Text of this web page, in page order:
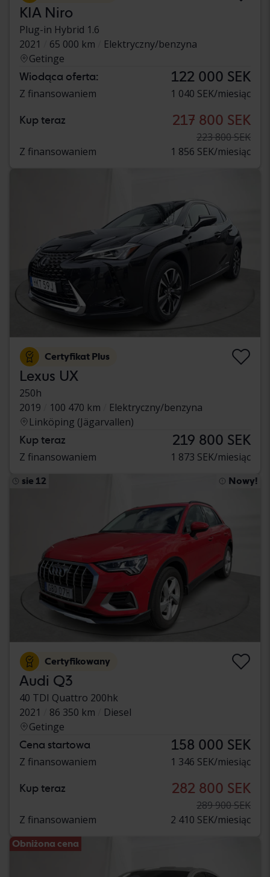
KIA Niro
Plug-in Hybrid 1.6
2021
65 000 km
Elektryczny/benzyna
Getinge
Wiodąca oferta: 122 000 SEK
Z finansowaniem 1 040 SEK/miesiąc
Kup teraz 217 800 SEK
223 800 SEK
Z finansowaniem
1 856 SEK/miesiąc
Certyfikat Plus
Lexus UX
250h
2019
100 470 km
Elektryczny/benzyna
Linköping (Jägarvallen)
Kup teraz 219 800 SEK
Z finansowaniem 1 873 SEK/miesiąc
sie 12 Nowy!
Certyfikowany
Audi Q3
40 TDI Quattro 200hk
2021
86 350 km
Diesel
Getinge
Cena startowa 158 000 SEK
Z finansowaniem 1 346 SEK/miesiąc
Kup teraz 282 800 SEK
289 900 SEK
Z finansowaniem
2 410 SEK/miesiąc
Obniżona cena